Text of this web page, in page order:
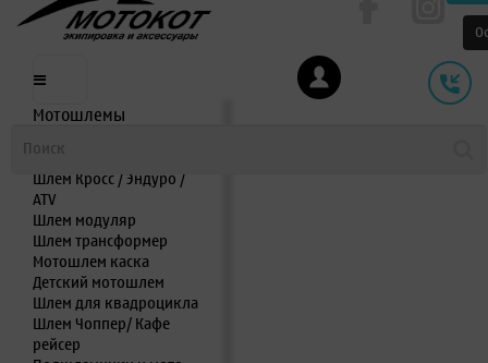
Мотошлемы
Шлем полулицевик
Шлем Кросс / Эндуро /
ATV
Шлем модуляр
Шлем трансформер
Мотошлем каска
Детский мотошлем
Шлем для квадроцикла
Шлем Чоппер/ Кафе
рейсер